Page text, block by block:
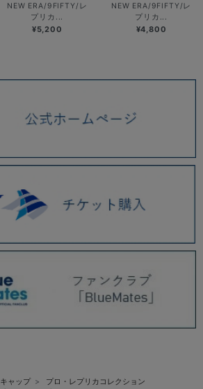
NEW ERA/9FIFTY/レ
プリカ...
¥5,200
NEW ERA/9FIFTY/レ
プリカ...
¥4,800
キャップ
プロ・レプリカコレクション